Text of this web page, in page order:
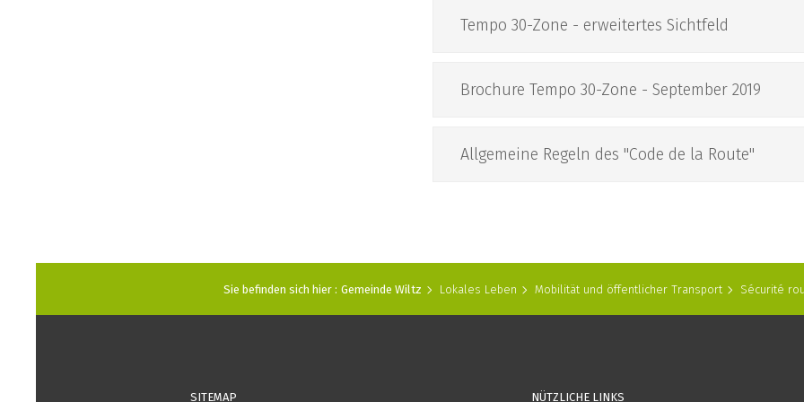
Tempo 30-Zone - erweitertes Sichtfeld
Brochure Tempo 30-Zone - September 2019
Allgemeine Regeln des "Code de la Route"
Sie befinden sich hier : Gemeinde Wiltz Lokales Leben Mobilität und öffentlicher Transport Sécurité
SITEMAP NÜTZLICHE LINKS